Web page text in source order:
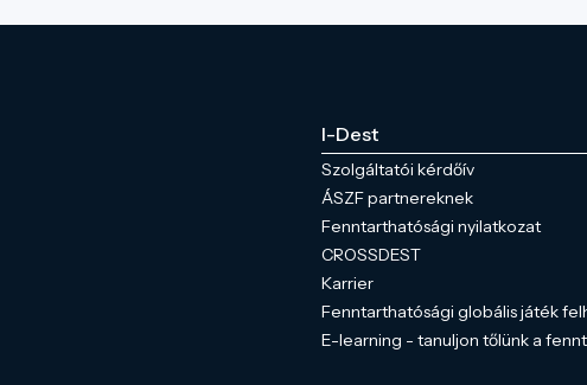
I-Dest
Szolgáltatói kérdőív
ÁSZF partnereknek
Fenntarthatósági nyilatkozat
CROSSDEST
Karrier
Fenntarthatósági globális játék
E-learning - tanuljon tőlünk a